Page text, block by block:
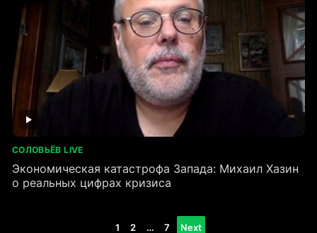
СОЛОВЬЁВ LIVE
Экономическая катастрофа Запада: Михаил Хазин
о реальных цифрах кризиса
1 2 … 7 Next